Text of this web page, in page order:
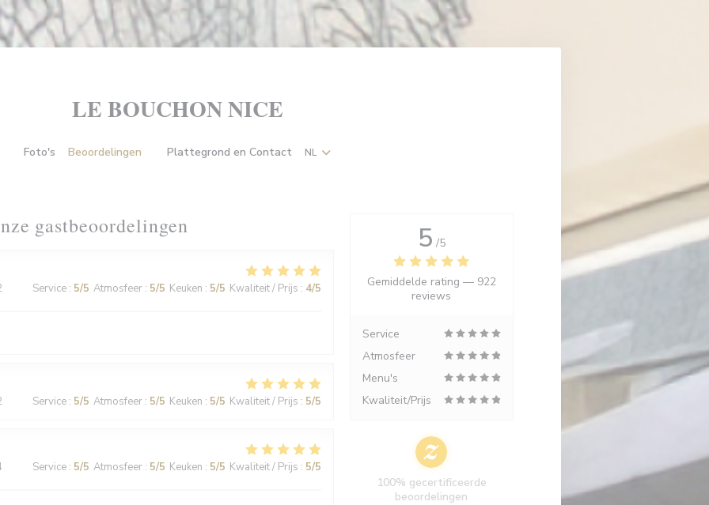
LE BOUCHON NICE
Foto's Beoordelingen ((opent in een nieuw venster))
Plattegrond en Contact NL
gastbeoordelingen
Service: 5/5 Atmosfeer: 5/5 Keuken : 5/5 Kwaliteit / Prijs : 4/5
Service: 5/5 Atmosfeer: 5/5 Keuken : 5/5 Kwaliteit / Prijs : 5/5
Service: 5/5 Atmosfeer: 5/5 Keuken : 5/5 Kwaliteit / Prijs : 5/5
5 /5
Gemiddelde rating — 922
reviews
Service
Atmosfeer
Menu's
Kwaliteit/Prijs
100% gecertificeerde
beoordelingen